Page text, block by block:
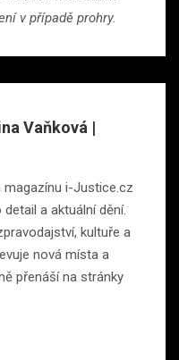
v případě prohry.
Vaňková |
magazínu i-Justice.cz
a aktuální dění.
kultuře a
nová místa a
přenáší na stránky